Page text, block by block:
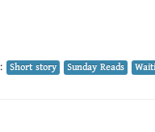
Short story Sunday Reads